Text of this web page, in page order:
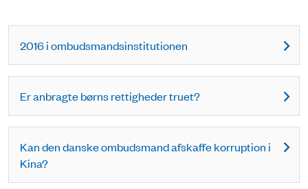
2016 i ombudsmandsinstitutionen
Er anbragte børns rettigheder truet?
Kan den danske ombudsmand afskaffe korruption i
Kina?